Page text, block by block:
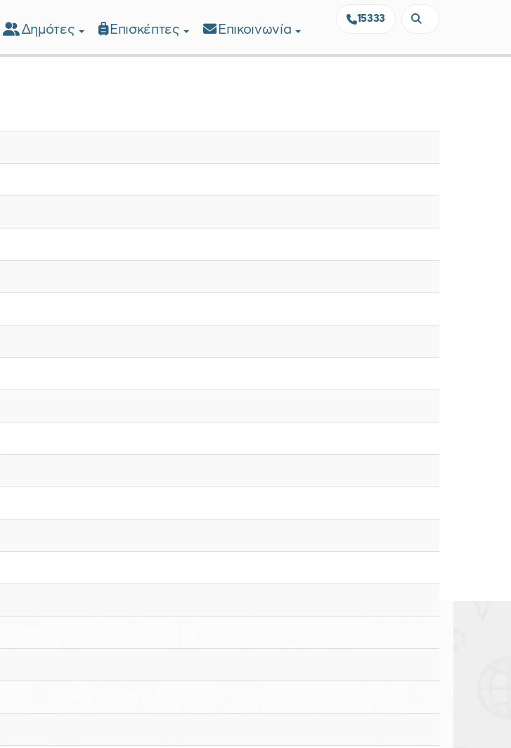
15333
Δημότες Επισκέπτες Επικοινωνία